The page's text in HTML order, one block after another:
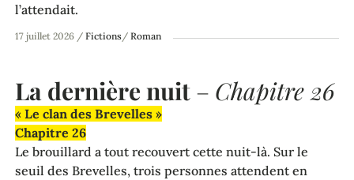
17 juillet 2026 / Fictions/ Roman
l’attendait.
La dernière nuit – Chapitre 26
« Le clan des Brevelles »
Chapitre 26
Le brouillard a tout recouvert cette nuit-là. Sur le
seuil des Brevelles, trois personnes attendent en